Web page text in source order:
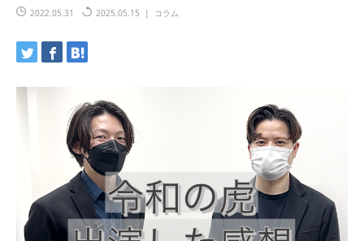
2022.05.31 2025.05.15 コラム